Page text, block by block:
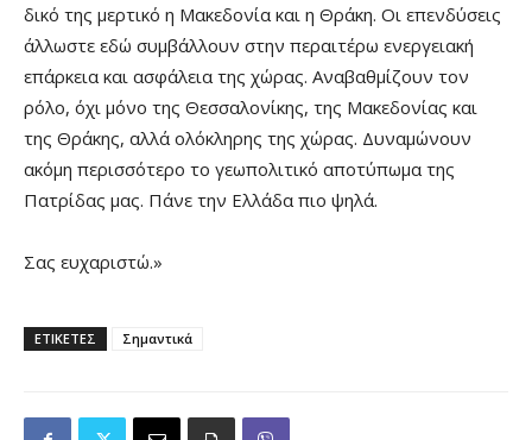
δικό της μερτικό η Μακεδονία και η Θράκη. Οι επενδύσεις
άλλωστε εδώ συμβάλλουν στην περαιτέρω ενεργειακή
επάρκεια και ασφάλεια της χώρας. Αναβαθμίζουν τον
ρόλο, όχι μόνο της Θεσσαλονίκης, της Μακεδονίας και
της Θράκης, αλλά ολόκληρης της χώρας. Δυναμώνουν
ακόμη περισσότερο το γεωπολιτικό αποτύπωμα της
Πατρίδας μας. Πάνε την Ελλάδα πιο ψηλά.
Σας ευχαριστώ.»
ΕΤΙΚΕΤΕΣ Σημαντικά